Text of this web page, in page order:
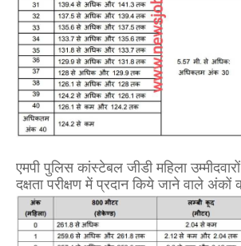
एमपी पुलिस कांस्टेबल जीडी महिला
दक्षता परीक्षण में प्रदान किये जाने वाले अंकों